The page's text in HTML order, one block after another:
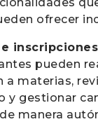
ofrecer
pueden
a materias,
y gestionar
manera